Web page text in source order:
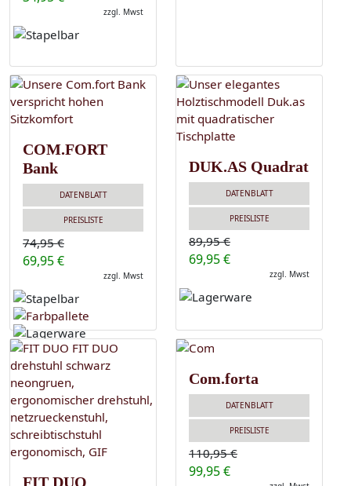
zzgl. Mwst
COM.FORT
Bank
DATENBLATT
PREISLISTE
74,95 €
69,95 €
zzgl. Mwst
DUK.AS Quadrat
DATENBLATT
PREISLISTE
89,95 €
69,95 €
zzgl. Mwst
FIT DUO
Com.forta
DATENBLATT
PREISLISTE
110,95 €
99,95 €